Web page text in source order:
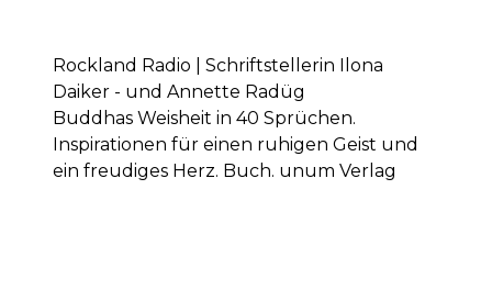
Rockland Radio | Schriftstellerin Ilona
Daiker - und Annette Radüg
Buddhas Weisheit in 40 Sprüchen.
Inspirationen für einen ruhigen Geist und
ein freudiges Herz. Buch. unum Verlag